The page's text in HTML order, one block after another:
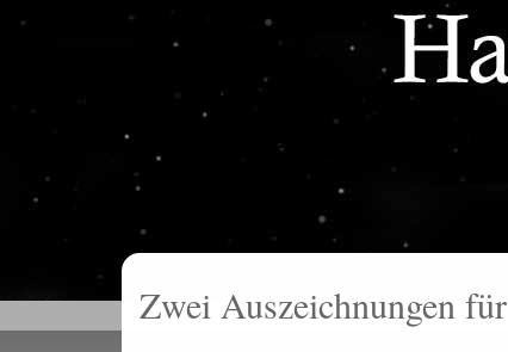
Sie befinden sich hier >Home
Zwei Auszeich­nungen